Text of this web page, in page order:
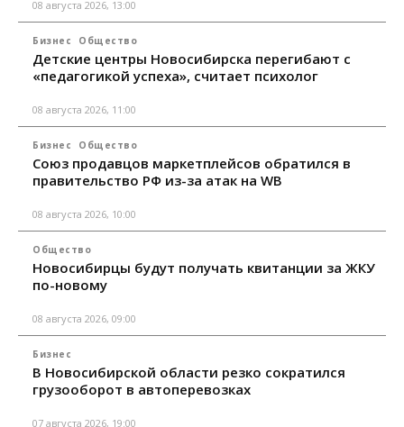
08 августа 2026, 13:00
Бизнес Общество
Детские центры Новосибирска перегибают с
«педагогикой успеха», считает психолог
08 августа 2026, 11:00
Бизнес Общество
Союз продавцов маркетплейсов обратился в
правительство РФ из-за атак на WB
08 августа 2026, 10:00
Общество
Новосибирцы будут получать квитанции за ЖКУ
по-новому
08 августа 2026, 09:00
Бизнес
В Новосибирской области резко сократился
грузооборот в автоперевозках
07 августа 2026, 19:00